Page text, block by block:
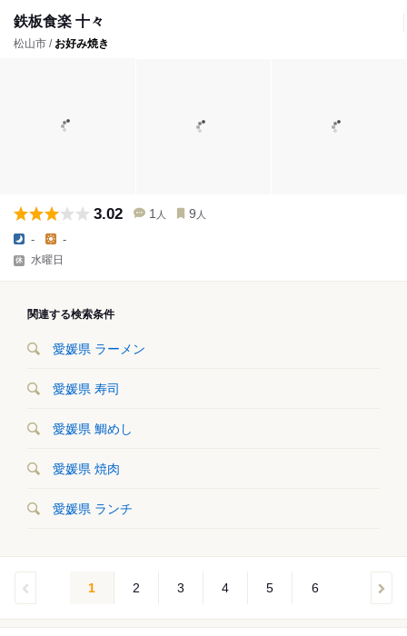
鉄板食楽 十々
松山市 / お好み焼き
3.02 1 人 9 人
- -
水曜日
関連する検索条件
愛媛県 ラーメン
愛媛県 寿司
愛媛県 鯛めし
愛媛県 焼肉
愛媛県 ランチ
1 2 3 4 5 6